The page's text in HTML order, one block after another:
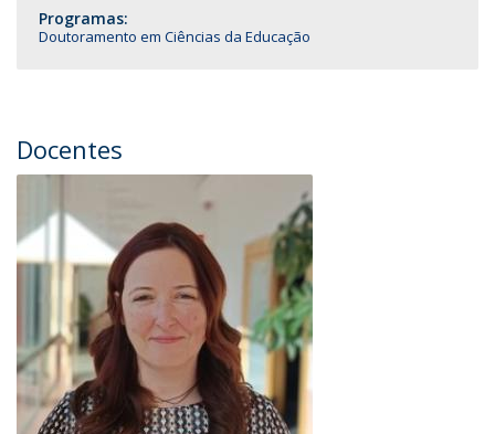
Programas:
Doutoramento em Ciências da Educação
Docentes